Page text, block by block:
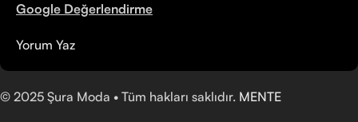
Google Değerlendirme
Yorum Yaz
© 2025 Şura Moda • Tüm hakları saklıdır. MENTE